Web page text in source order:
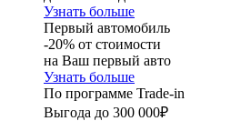
Узнать больше
Первый автомобиль
-20% от стоимости
на Ваш первый авто
Узнать больше
По программе Trade-in
Выгода до 300 000₽